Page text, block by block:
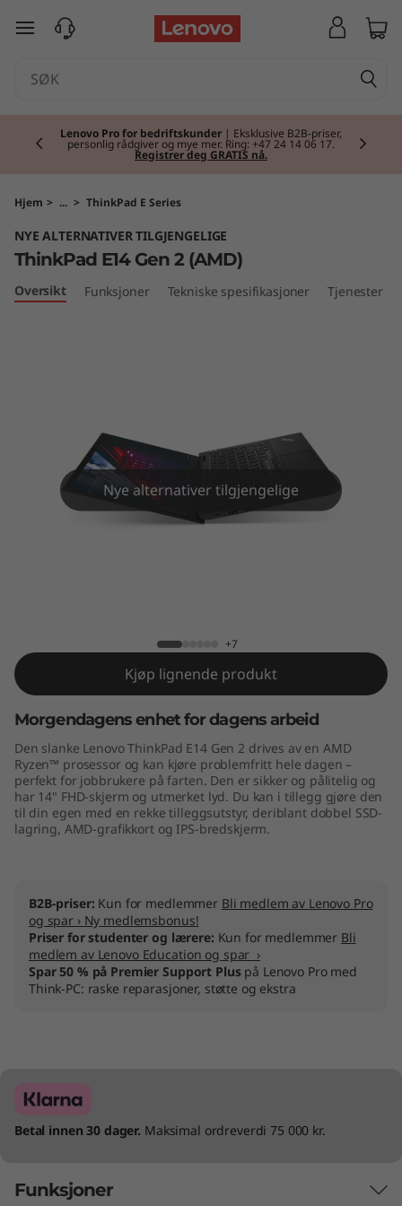
T
P
a
d
M
D
gå til hovedinnhold
Lenovo Pro for bedriftskunder | Eksklusive B2B-priser,
personlig rådgiver og mye mer. Ring: +47 24 14 06 17.
Registrer deg GRATIS nå.
Hjem > ... > ThinkPad E Series
NYE ALTERNATIVER TILGJENGELIGE
ThinkPad E14 Gen 2 (AMD)
Oversikt Funksjoner Tekniske spesifikasjoner Tjenester
Nye alternativer tilgjengelige
+7
Kjøp lignende produkt
Morgendagens enhet for dagens arbeid
Den slanke Lenovo ThinkPad E14 Gen 2 drives av en AMD
Ryzen™ prosessor og kan kjøre problemfritt hele dagen –
perfekt for jobbrukere på farten. Den er sikker og pålitelig og
har 14" FHD-skjerm og utmerket lyd. Du kan i tillegg gjøre den
til din egen med en rekke tilleggsutstyr, deriblant dobbel SSD-
lagring, AMD-grafikkort og IPS-bredskjerm.
B2B-priser: Kun for medlemmer Bli medlem av Lenovo Pro
og spar › Ny medlemsbonus!
Priser for studenter og lærere: Kun for medlemmer Bli
medlem av Lenovo Education og spar ›
Spar 50 % på Premier Support Pluspå Lenovo Pro med
Think-PC: raske reparasjoner, støtte og ekstra
Betal innen 30 dager. Maksimal ordreverdi 75 000 kr.
Funksjoner